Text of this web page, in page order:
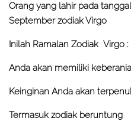
Orang yang lahir pada
September zodiak Virgo
Inilah Ramalan Zodiak Virgo :
Anda akan memiliki
Keinginan Anda akan
Termasuk zodiak beruntung